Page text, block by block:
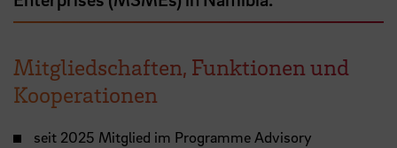
Mitgliedschaften, Funktionen und
Kooperationen
seit 2025 Mitglied im Programme Advisory